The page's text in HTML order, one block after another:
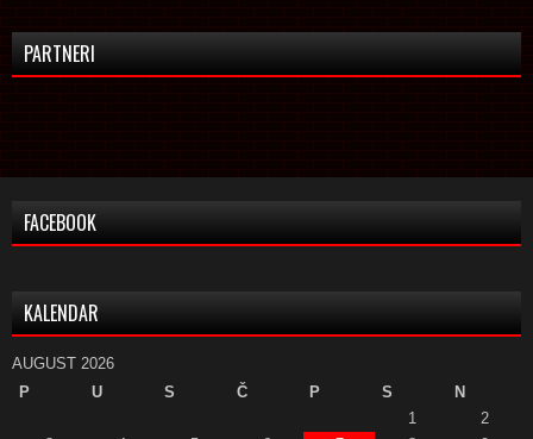
PARTNERI
FACEBOOK
KALENDAR
AUGUST 2026
P
U S Č P S
N
1
2